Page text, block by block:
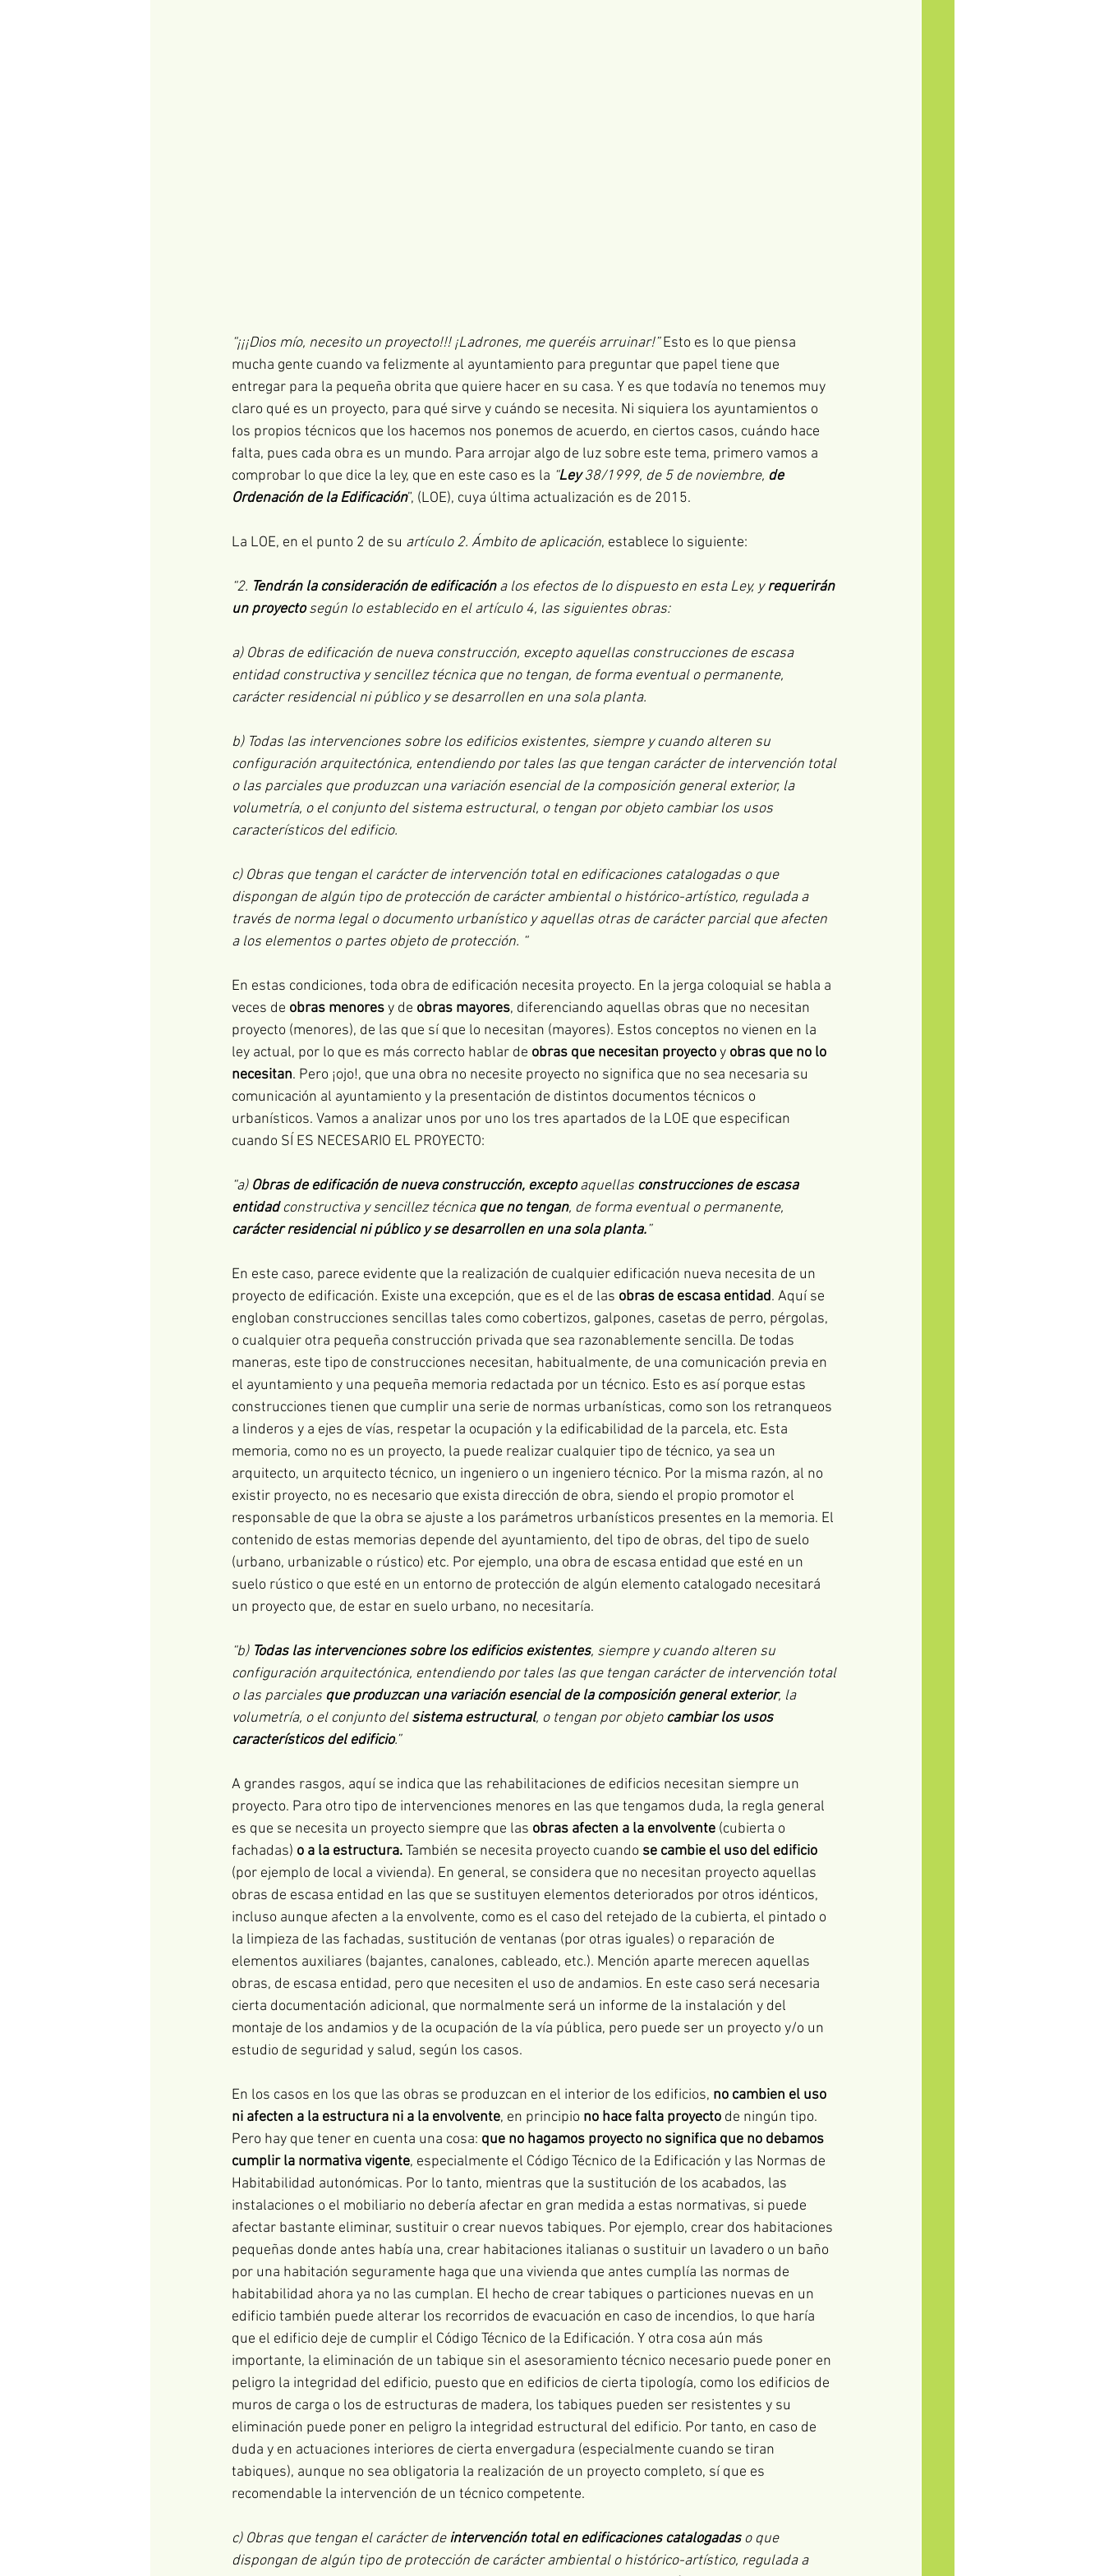
“¡¡¡Dios mío, necesito un proyecto!!! ¡Ladrones, me queréis arruinar!” Esto es lo que piensa
mucha gente cuando va felizmente al ayuntamiento para preguntar que papel tiene que
entregar para la pequeña obrita que quiere hacer en su casa. Y es que todavía no tenemos muy
claro qué es un proyecto, para qué sirve y cuándo se necesita. Ni siquiera los ayuntamientos o
los propios técnicos que los hacemos nos ponemos de acuerdo, en ciertos casos, cuándo hace
falta, pues cada obra es un mundo. Para arrojar algo de luz sobre este tema, primero vamos a
comprobar lo que dice la ley, que en este caso es la “Ley 38/1999, de 5 de noviembre, de
Ordenación de la Edificación”, (LOE), cuya última actualización es de 2015.
La LOE, en el punto 2 de su artículo 2. Ámbito de aplicación, establece lo siguiente:
“2. Tendrán la consideración de edificación a los efectos de lo dispuesto en esta Ley, y requerirán
un proyecto según lo establecido en el artículo 4, las siguientes obras:
a) Obras de edificación de nueva construcción, excepto aquellas construcciones de escasa
entidad constructiva y sencillez técnica que no tengan, de forma eventual o permanente,
carácter residencial ni público y se desarrollen en una sola planta.
b) Todas las intervenciones sobre los edificios existentes, siempre y cuando alteren su
configuración arquitectónica, entendiendo por tales las que tengan carácter de intervención total
o las parciales que produzcan una variación esencial de la composición general exterior, la
volumetría, o el conjunto del sistema estructural, o tengan por objeto cambiar los usos
característicos del edificio.
c) Obras que tengan el carácter de intervención total en edificaciones catalogadas o que
dispongan de algún tipo de protección de carácter ambiental o histórico-artístico, regulada a
través de norma legal o documento urbanístico y aquellas otras de carácter parcial que afecten
a los elementos o partes objeto de protección. “
En estas condiciones, toda obra de edificación necesita proyecto. En la jerga coloquial se habla a
veces de obras menores y de obras mayores, diferenciando aquellas obras que no necesitan
proyecto (menores), de las que sí que lo necesitan (mayores). Estos conceptos no vienen en la
ley actual, por lo que es más correcto hablar de obras que necesitan proyecto y obras que no lo
necesitan. Pero ¡ojo!, que una obra no necesite proyecto no significa que no sea necesaria su
comunicación al ayuntamiento y la presentación de distintos documentos técnicos o
urbanísticos. Vamos a analizar unos por uno los tres apartados de la LOE que especifican
cuando SÍ ES NECESARIO EL PROYECTO:
“a) Obras de edificación de nueva construcción, excepto aquellas construcciones de escasa
entidad constructiva y sencillez técnica que no tengan, de forma eventual o permanente,
carácter residencial ni público y se desarrollen en una sola planta.”
En este caso, parece evidente que la realización de cualquier edificación nueva necesita de un
proyecto de edificación. Existe una excepción, que es el de las obras de escasa entidad. Aquí se
engloban construcciones sencillas tales como cobertizos, galpones, casetas de perro, pérgolas,
o cualquier otra pequeña construcción privada que sea razonablemente sencilla. De todas
maneras, este tipo de construcciones necesitan, habitualmente, de una comunicación previa en
el ayuntamiento y una pequeña memoria redactada por un técnico. Esto es así porque estas
construcciones tienen que cumplir una serie de normas urbanísticas, como son los retranqueos
a linderos y a ejes de vías, respetar la ocupación y la edificabilidad de la parcela, etc. Esta
memoria, como no es un proyecto, la puede realizar cualquier tipo de técnico, ya sea un
arquitecto, un arquitecto técnico, un ingeniero o un ingeniero técnico. Por la misma razón, al no
existir proyecto, no es necesario que exista dirección de obra, siendo el propio promotor el
responsable de que la obra se ajuste a los parámetros urbanísticos presentes en la memoria. El
contenido de estas memorias depende del ayuntamiento, del tipo de obras, del tipo de suelo
(urbano, urbanizable o rústico) etc. Por ejemplo, una obra de escasa entidad que esté en un
suelo rústico o que esté en un entorno de protección de algún elemento catalogado necesitará
un proyecto que, de estar en suelo urbano, no necesitaría.
“b) Todas las intervenciones sobre los edificios existentes, siempre y cuando alteren su
configuración arquitectónica, entendiendo por tales las que tengan carácter de intervención total
o las parciales que produzcan una variación esencial de la composición general exterior, la
volumetría, o el conjunto del sistema estructural, o tengan por objeto cambiar los usos
característicos del edificio.”
A grandes rasgos, aquí se indica que las rehabilitaciones de edificios necesitan siempre un
proyecto. Para otro tipo de intervenciones menores en las que tengamos duda, la regla general
es que se necesita un proyecto siempre que las obras afecten a la envolvente (cubierta o
fachadas) o a la estructura. También se necesita proyecto cuando se cambie el uso del edificio
(por ejemplo de local a vivienda). En general, se considera que no necesitan proyecto aquellas
obras de escasa entidad en las que se sustituyen elementos deteriorados por otros idénticos,
incluso aunque afecten a la envolvente, como es el caso del retejado de la cubierta, el pintado o
la limpieza de las fachadas, sustitución de ventanas (por otras iguales) o reparación de
elementos auxiliares (bajantes, canalones, cableado, etc.). Mención aparte merecen aquellas
obras, de escasa entidad, pero que necesiten el uso de andamios. En este caso será necesaria
cierta documentación adicional, que normalmente será un informe de la instalación y del
montaje de los andamios y de la ocupación de la vía pública, pero puede ser un proyecto y/o un
estudio de seguridad y salud, según los casos.
En los casos en los que las obras se produzcan en el interior de los edificios, no cambien el uso
ni afecten a la estructura ni a la envolvente, en principio no hace falta proyecto de ningún tipo.
Pero hay que tener en cuenta una cosa: que no hagamos proyecto no significa que no debamos
cumplir la normativa vigente, especialmente el Código Técnico de la Edificación y las Normas de
Habitabilidad autonómicas. Por lo tanto, mientras que la sustitución de los acabados, las
instalaciones o el mobiliario no debería afectar en gran medida a estas normativas, si puede
afectar bastante eliminar, sustituir o crear nuevos tabiques. Por ejemplo, crear dos habitaciones
pequeñas donde antes había una, crear habitaciones italianas o sustituir un lavadero o un baño
por una habitación seguramente haga que una vivienda que antes cumplía las normas de
habitabilidad ahora ya no las cumplan. El hecho de crear tabiques o particiones nuevas en un
edificio también puede alterar los recorridos de evacuación en caso de incendios, lo que haría
que el edificio deje de cumplir el Código Técnico de la Edificación. Y otra cosa aún más
importante, la eliminación de un tabique sin el asesoramiento técnico necesario puede poner en
peligro la integridad del edificio, puesto que en edificios de cierta tipología, como los edificios de
muros de carga o los de estructuras de madera, los tabiques pueden ser resistentes y su
eliminación puede poner en peligro la integridad estructural del edificio. Por tanto, en caso de
duda y en actuaciones interiores de cierta envergadura (especialmente cuando se tiran
tabiques), aunque no sea obligatoria la realización de un proyecto completo, sí que es
recomendable la intervención de un técnico competente.
c) Obras que tengan el carácter de intervención total en edificaciones catalogadas o que
dispongan de algún tipo de protección de carácter ambiental o histórico-artístico, regulada a